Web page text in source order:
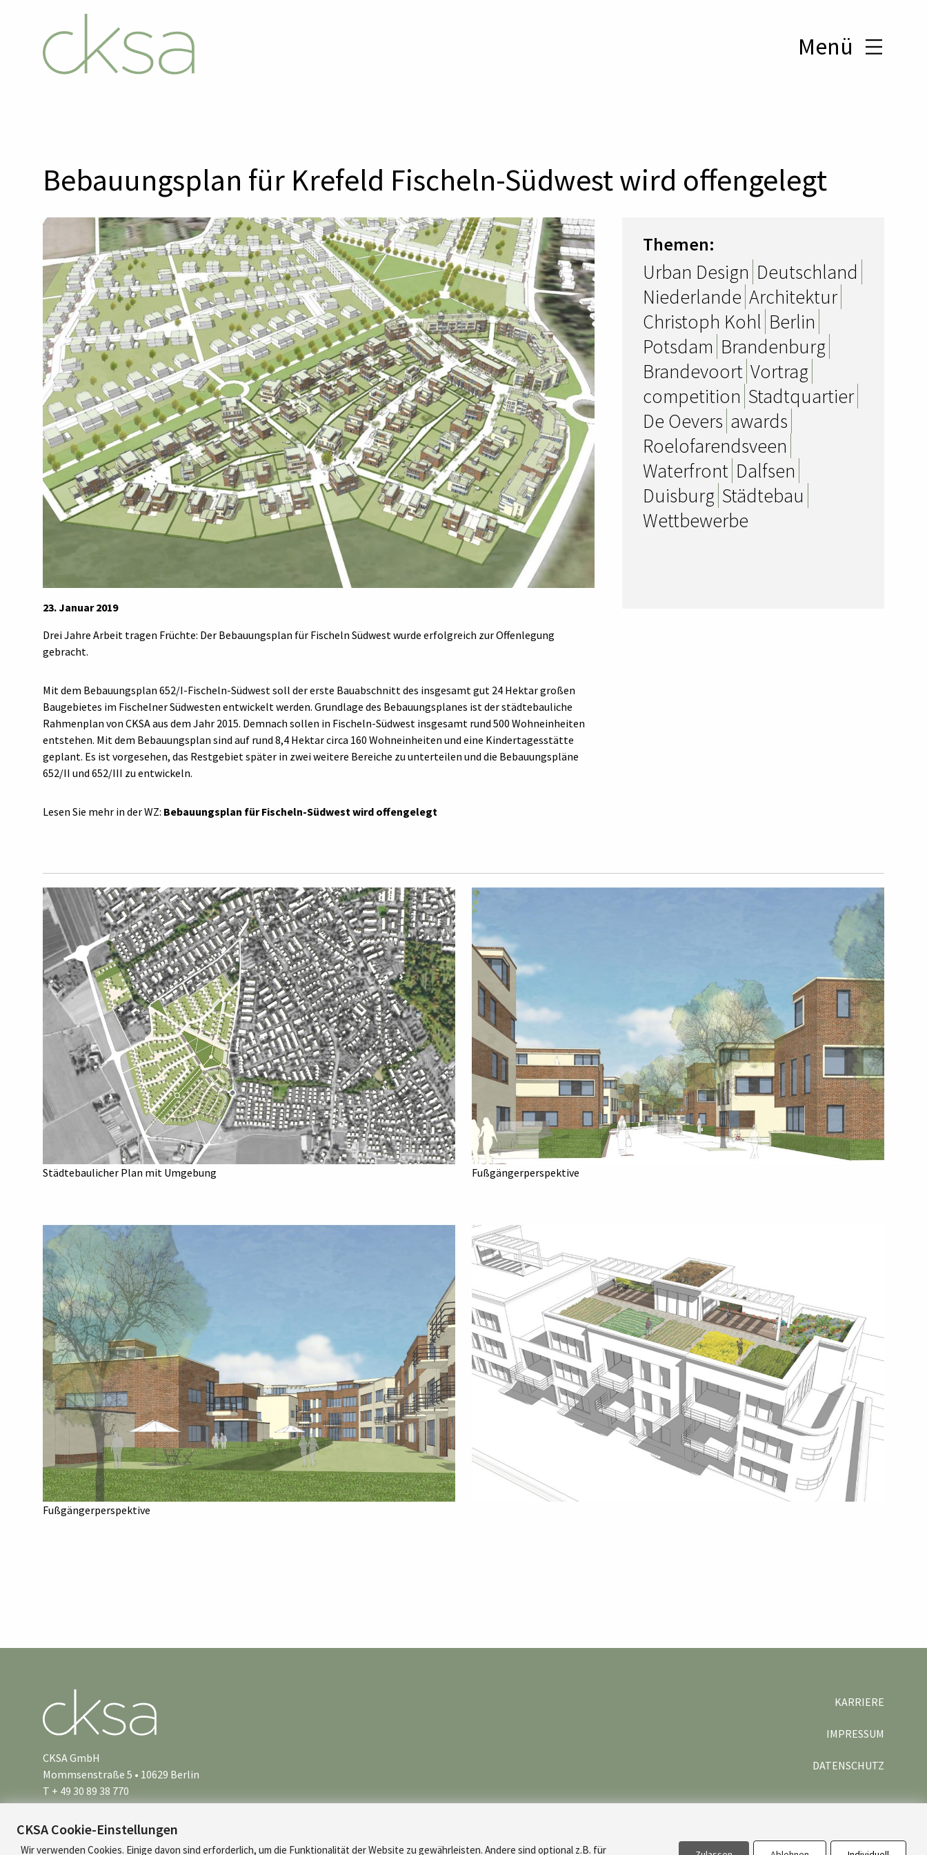
Menü
Bebauungsplan für Krefeld Fischeln-Südwest wird offengelegt
23. Januar 2019
Drei Jahre Arbeit tragen Früchte: Der Bebauungsplan für Fischeln Südwest wurde erfolgreich zur Offenlegung
gebracht.
Mit dem Bebauungsplan 652/I-Fischeln-Südwest soll der erste Bauabschnitt des insgesamt gut 24 Hektar großen
Baugebietes im Fischelner Südwesten entwickelt werden. Grundlage des Bebauungsplanes ist der städtebauliche
Rahmenplan von CKSA aus dem Jahr 2015. Demnach sollen in Fischeln-Südwest insgesamt rund 500 Wohneinheiten
entstehen. Mit dem Bebauungsplan sind auf rund 8,4 Hektar circa 160 Wohneinheiten und eine Kindertagesstätte
geplant. Es ist vorgesehen, das Restgebiet später in zwei weitere Bereiche zu unterteilen und die Bebauungspläne
652/II und 652/III zu entwickeln.
Lesen Sie mehr in der WZ: Bebauungsplan für Fischeln-Südwest wird offengelegt
Themen:
Urban Design Deutschland
Niederlande Architektur
Christoph Kohl Berlin
Potsdam Brandenburg
Brandevoort Vortrag
competition Stadtquartier
De Oevers awards
Roelofarendsveen
Waterfront Dalfsen
Duisburg Städtebau
Wettbewerbe
Städtebaulicher Plan mit Umgebung Fußgängerperspektive
Fußgängerperspektive
CKSA GmbH
Mommsenstraße 5 • 10629 Berlin
T + 49 30 89 38 770
info@cksa.de
KARRIERE
IMPRESSUM
DATENSCHUTZ
CKSA Cookie-Einstellungen
Wir verwenden Cookies. Einige davon sind erforderlich, um die Funktionalität der Website zu gewährleisten. Andere sind optional z.B. für